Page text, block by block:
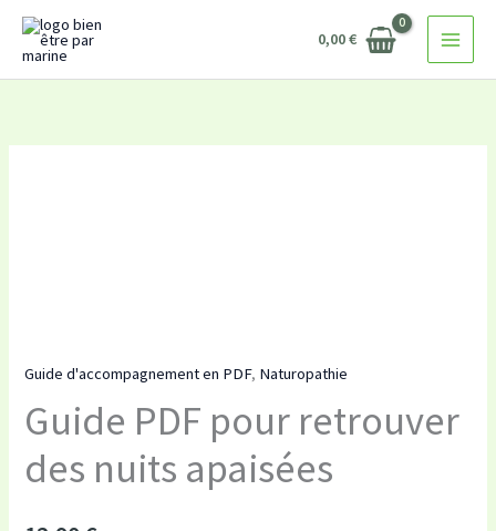
Aller
0,00€
Guide d'accompagnement en PDF, Naturopathie
Guide PDF pour retrouver
des nuits apaisées
nuits
apaisées
PDF
pour